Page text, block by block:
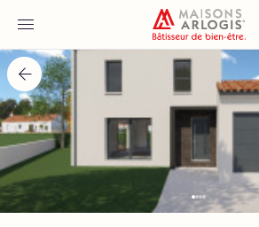
Accueil
Nos maisons
Nos annonces